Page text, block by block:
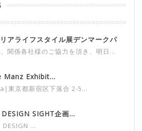
アライフスタイル展デンマークパ
関係各社様のご協力を頂き、明日...
Manz Exhibit...
東京都新宿区下落合 2-5...
SIGHT企画...
DESIGN ...